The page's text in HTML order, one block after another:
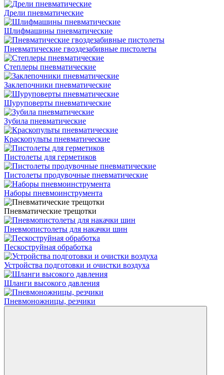
Дрели пневматические
Шлифмашины пневматические
Пневматические гвоздезабивные пистолеты
Степлеры пневматические
Заклепочники пневматические
Шуруповерты пневматические
Зубила пневматические
Краскопульты пневматические
Пистолеты для герметиков
Пистолеты продувочные пневматические
Наборы пневмоинструмента
Пневматичеcкие трещотки
Пневмопистолеты для накачки шин
Пескоструйная обработка
Устройства подготовки и очистки воздуха
Шланги высокого давления
Пневмоножницы, резчики